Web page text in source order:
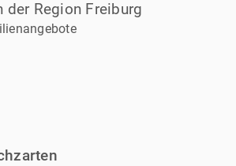
der Region Freiburg